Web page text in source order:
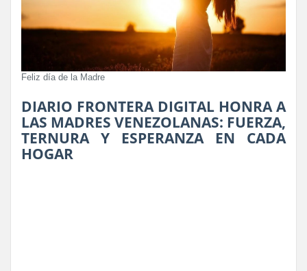
Feliz día de la Madre
DIARIO FRONTERA DIGITAL HONRA A
LAS MADRES VENEZOLANAS: FUERZA,
TERNURA Y ESPERANZA EN CADA
HOGAR